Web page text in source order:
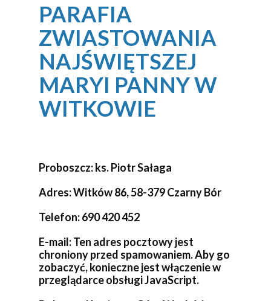
PARAFIA
ZWIASTOWANIA
NAJŚWIĘTSZEJ
MARYI PANNY W
WITKOWIE
Proboszcz:ks. Piotr Sałaga
Adres:Witków 86, 58-379 Czarny Bór
Telefon: 690 420 452
E-mail:Ten adres pocztowy jest
chroniony przed spamowaniem. Aby go
zobaczyć, konieczne jest włączenie w
przeglądarce obsługi JavaScript.